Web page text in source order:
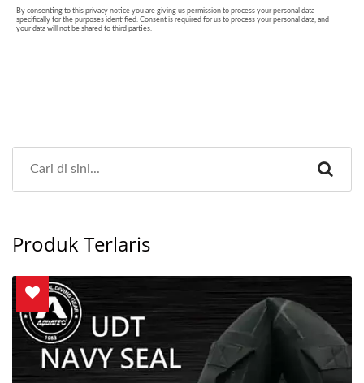
Produk Terlaris